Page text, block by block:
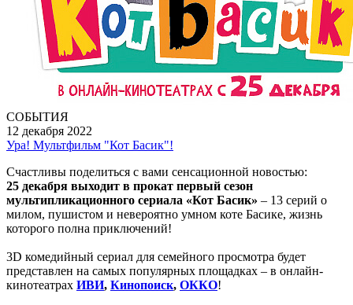
СОБЫТИЯ
12 декабря 2022
Ура! Мультфильм "Кот Басик"!
Счастливы поделиться с вами сенсационной новостью:
25 декабря выходит в прокат первый сезон
мультипликационного сериала «Кот Басик» – 13 серий о
милом, пушистом и невероятно умном коте Басике, жизнь
которого полна приключений!
3D комедийный сериал для семейного просмотра будет
представлен на самых популярных площадках – в онлайн-
кинотеатрах ИВИ, Кинопоиск, ОККО!